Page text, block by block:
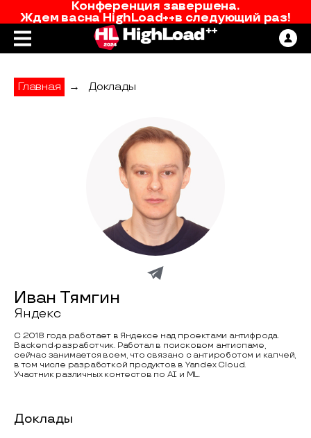
Конференция завершена.
Ждем васна HighLoad++в следующий раз!
Главная → Доклады
Иван Тямгин
Яндекс
С 2018 года работает в Яндексе над проектами антифрода.
Backend-разработчик. Работал в поисковом антиспаме,
сейчас занимается всем, что связано с антироботом и капчей,
в том числе разработкой продуктов в Yandex Cloud.
Участник различных контестов по AI и ML.
Доклады